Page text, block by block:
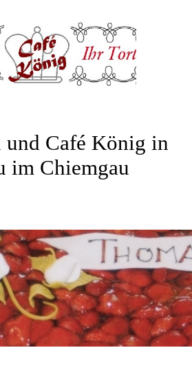
Café König in
im Chiemgau